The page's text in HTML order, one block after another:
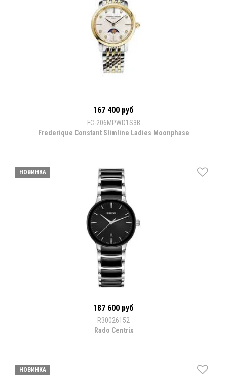
167 400 руб
FC-206MPWD1S3B
Frederique Constant Slimline Ladies Moonphase
НОВИНКА
187 600 руб
R30026152
Rado Centrix
НОВИНКА